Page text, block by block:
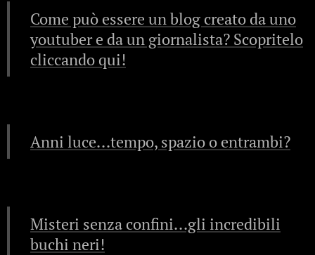
Come può essere un blog creato da uno
youtuber e da un giornalista? Scopritelo
cliccando qui!
Anni luce...tempo, spazio o entrambi?
Misteri senza confini...gli incredibili
buchi neri!